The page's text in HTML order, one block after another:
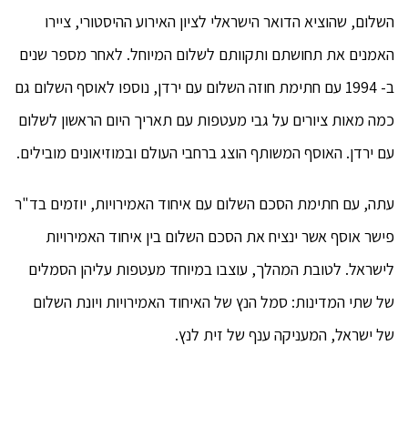
השלום, שהוציא הדואר הישראלי לציון האירוע ההיסטורי, ציירו
האמנים את תחושתם ותקוותם לשלום המיוחל. לאחר מספר שנים
ב- 1994 עם חתימת חוזה השלום עם ירדן, נוספו לאוסף השלום גם
כמה מאות ציורים על גבי מעטפות עם תאריך היום הראשון לשלום
עם ירדן. האוסף המשותף הוצג ברחבי העולם ובמוזיאונים מובילים.
עתה, עם חתימת הסכם השלום עם איחוד האמירויות, יוזמים בד"ר
פישר אוסף אשר ינציח את הסכם השלום בין איחוד האמירויות
לישראל. לטובת המהלך, עוצבו במיוחד מעטפות עליהן הסמלים
של שתי המדינות: סמל הנץ של האיחוד האמירויות ויונת השלום
של ישראל, המעניקה ענף של זית לנץ.